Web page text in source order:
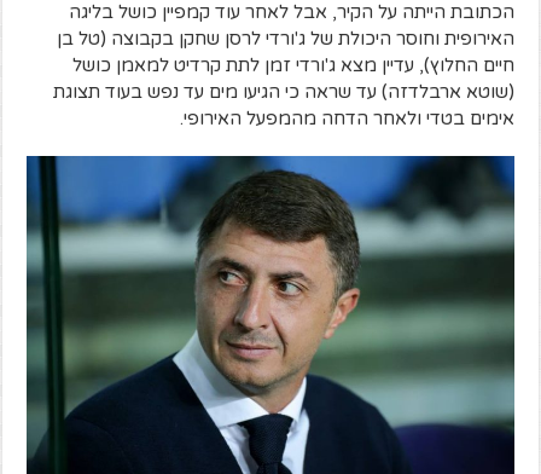
הכתובת הייתה על הקיר, אבל לאחר עוד קמפיין כושל בליגה
האירופית וחוסר היכולת של ג'ורדי לרסן שחקן בקבוצה (טל בן
חיים החלוץ), עדיין מצא ג'ורדי זמן לתת קרדיט למאמן כושל
(שוטא ארבלדזה) עד שראה כי הגיעו מים עד נפש בעוד תצוגת
אימים בטדי ולאחר הדחה מהמפעל האירופי.